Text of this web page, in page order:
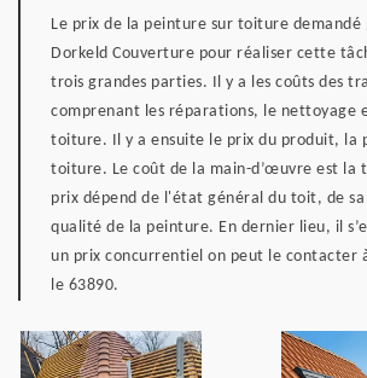
Le prix de la peinture sur toiture demandé
Dorkeld Couverture pour réaliser cette
trois grandes parties. Il y a les coûts des
comprenant les réparations, le nettoyage
toiture. Il y a ensuite le prix du produit, la
toiture. Le coût de la main-d’œuvre est la
prix dépend de l'état général du toit, de
qualité de la peinture. En dernier lieu, il
un prix concurrentiel on peut le contacter
le 63890.